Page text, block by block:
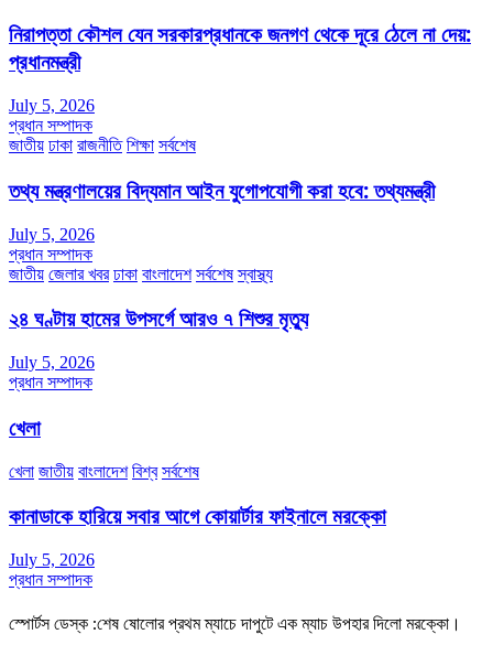
নিরাপত্তা কৌশল যেন সরকারপ্রধানকে জনগণ থেকে দূরে ঠেলে না দেয়:
প্রধানমন্ত্রী
July 5, 2026
প্রধান সম্পাদক
জাতীয় ঢাকা রাজনীতি শিক্ষা সর্বশেষ
তথ্য মন্ত্রণালয়ের বিদ্যমান আইন যুগোপযোগী করা হবে: তথ্যমন্ত্রী
July 5, 2026
প্রধান সম্পাদক
জাতীয় জেলার খবর ঢাকা বাংলাদেশ সর্বশেষ স্বাস্থ্য
২৪ ঘণ্টায় হামের উপসর্গে আরও ৭ শিশুর মৃত্যু
July 5, 2026
প্রধান সম্পাদক
খেলা
খেলা জাতীয় বাংলাদেশ বিশ্ব সর্বশেষ
কানাডাকে হারিয়ে সবার আগে কোয়ার্টার ফাইনালে মরক্কো
July 5, 2026
প্রধান সম্পাদক
স্পোর্টস ডেস্ক :শেষ ষোলোর প্রথম ম্যাচে দাপুটে এক ম্যাচ উপহার দিলো মরক্কো।